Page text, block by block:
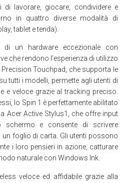
di lavorare, giocare, condividere e
in quattro diverse modalità di
tablet e tenda).
un hardware eccezionale con
che rendono l’esperienza di utilizzo
Precision Touchpad, che supporta le
tutti i modelli, permette agli utenti di
e veloce grazie al tracking preciso.
lo Spin 1 è perfettamente abilitato
Acer Active Stylus1, che offre input
schermo e consente di scrivere
foglio di carta. Gli utenti possono
i loro pensieri in azione, catturare
naturale con Windows Ink.
veloce ed affidabile grazie alla